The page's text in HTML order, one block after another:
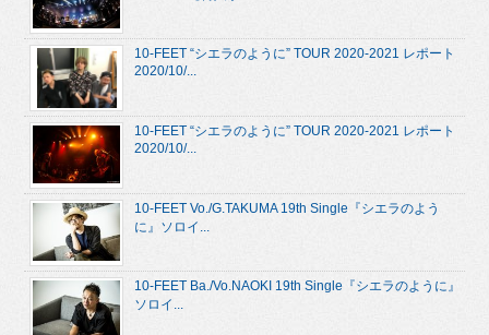
10-FEET “シエラのように” TOUR 2020-2021 レポート
2020/10/...
10-FEET “シエラのように” TOUR 2020-2021 レポート
2020/10/...
10-FEET Vo./G.TAKUMA 19th Single『シエラのよう
に』ソロイ...
10-FEET Ba./Vo.NAOKI 19th Single『シエラのように』
ソロイ...